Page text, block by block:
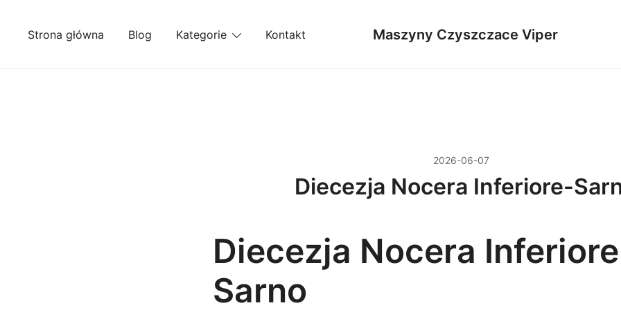
Strona główna Blog Kategorie Kontakt Maszyny Czyszczace Viper
2026-06-07
Diecezja Nocera Inferiore-
Diecezja Nocera
Sarno